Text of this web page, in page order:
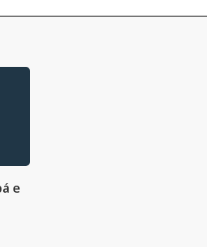
e